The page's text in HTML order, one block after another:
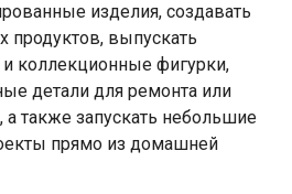
изделия, создавать
продуктов, выпускать
коллекционные фигурки,
детали для ремонта или
а также запускать небольшие
прямо из домашней